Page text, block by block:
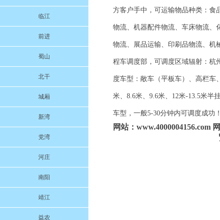
临江
前进
蜀山
北干
城厢
新湾
党湾
河庄
南阳
靖江
益农
方客户手中，可运输物品种类：食
物流、机器配件物流、车床物流、
物流、展品运输、印刷品物流、机
程车调度部，可调度区域辐射：杭
度车型：敞车（平板车）、高栏车
米、8.6米、9.6米、12米-13.5米半
车型，一般5-30分钟内可调度成功
网站：www.4000004156.com